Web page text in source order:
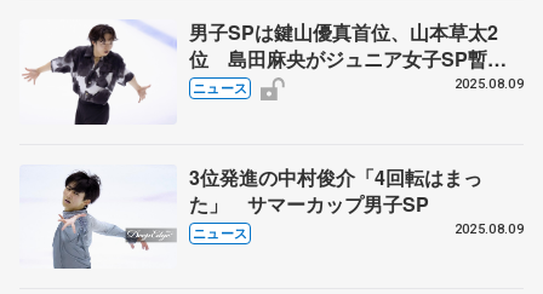
男子SPは鍵山優真首位、山本草太2
位 島田麻央がジュニア女子SP暫定
トップ フィギュアのサマーカップ
ニュース 2025.08.09
3位発進の中村俊介「4回転はまっ
た」 サマーカップ男子SP
ニュース 2025.08.09